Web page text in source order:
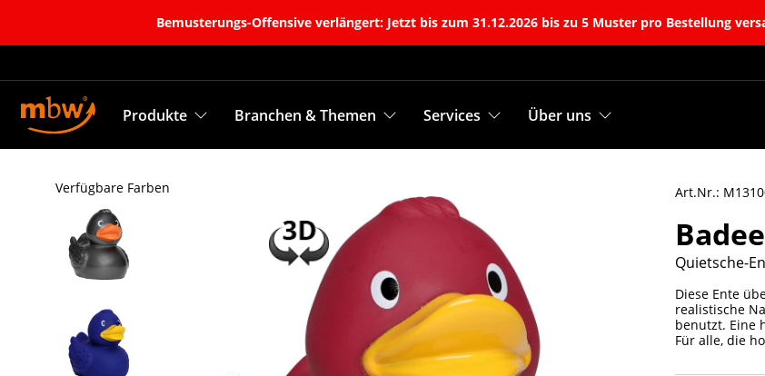
Bemusterungs-Offensive verlängert: Jetzt bis zum 31.12.2026 bis zu 5 Muster pro Bestellung
Produkte Branchen & Themen Services Über uns
Verfügbare Farben Art.Nr.:
Quietsche-
Diese Ente
realistische
benutzt. Eine
Für alle, die